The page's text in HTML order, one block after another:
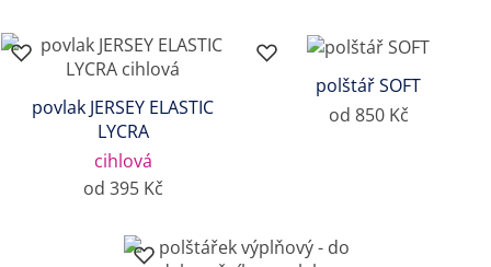
povlak JERSEY ELASTIC
LYCRA
cihlová
od 395 Kč
polštář SOFT
od 850 Kč